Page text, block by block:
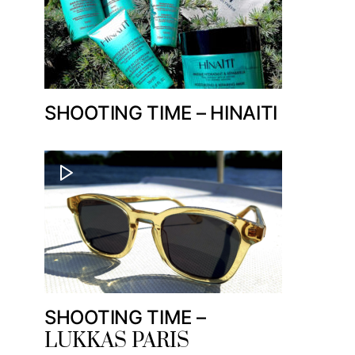
SHOOTING TIME – HINAITI
SHOOTING TIME –
LUKKAS PARIS